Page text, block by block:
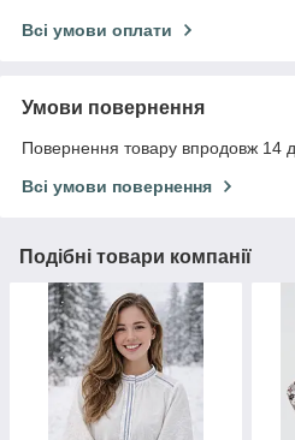
Всі умови оплати
Умови повернення
Повернення товару впродовж 14
Всі умови повернення
Подібні товари компанії